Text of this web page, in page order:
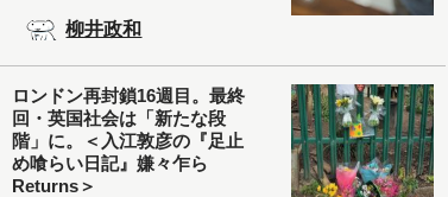
柳井政和
ロンドン再封鎖16週目。最終
回・英国社会は「新たな段
階」に。＜入江敦彦の『足止
め喰らい日記』嫌々乍ら
Returns＞